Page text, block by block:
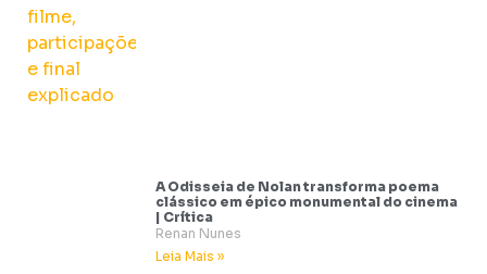
A Odisseia de Nolan transforma poema
clássico em épico monumental do cinema
| Crítica
Renan Nunes
Leia Mais »